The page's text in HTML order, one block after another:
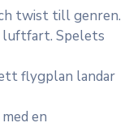
twist till genren.
luftfart. Spelets
flygplan landar
en